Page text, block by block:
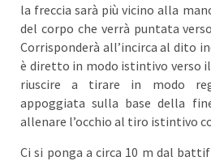
la freccia sarà più vicino alla
del corpo che verrà puntata
Corrisponderà all’incirca al dito
è diretto in modo istintivo verso
riuscire a tirare in modo
appoggiata sulla base della
allenare l’occhio al tiro istintivo
Ci si ponga a circa 10 m dal